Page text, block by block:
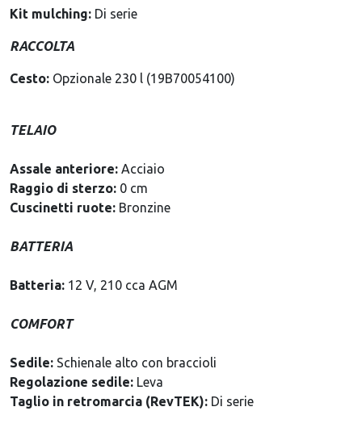
Kit mulching: Di serie
RACCOLTA
Cesto: Opzionale 230 l (19B70054100)
TELAIO
Assale anteriore: Acciaio
Raggio di sterzo: 0 cm
Cuscinetti ruote: Bronzine
BATTERIA
Batteria: 12 V, 210 cca AGM
COMFORT
Sedile: Schienale alto con braccioli
Regolazione sedile: Leva
Taglio in retromarcia (RevTEK): Di serie